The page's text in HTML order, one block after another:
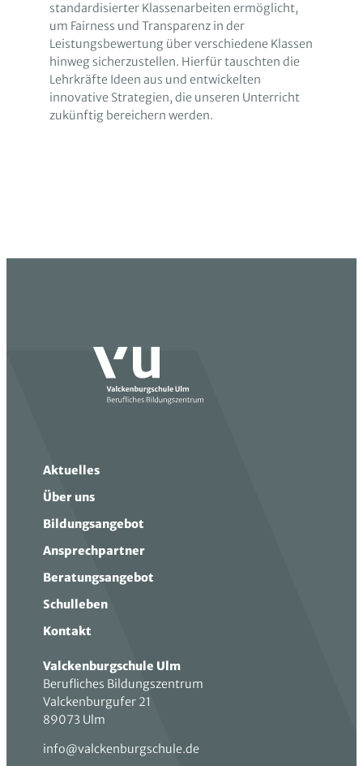
standardisierter Klassenarbeiten ermöglicht,
um Fairness und Transparenz in der
Leistungsbewertung über verschiedene Klassen
hinweg sicherzustellen. Hierfür tauschten die
Lehrkräfte Ideen aus und entwickelten
innovative Strategien, die unseren Unterricht
zukünftig bereichern werden.
Aktuelles
Über uns
Bildungsangebot
Ansprechpartner
Beratungsangebot
Schulleben
Kontakt
Valckenburgschule Ulm
Berufliches Bildungszentrum
Valckenburgufer 21
89073 Ulm
info@valckenburgschule.de